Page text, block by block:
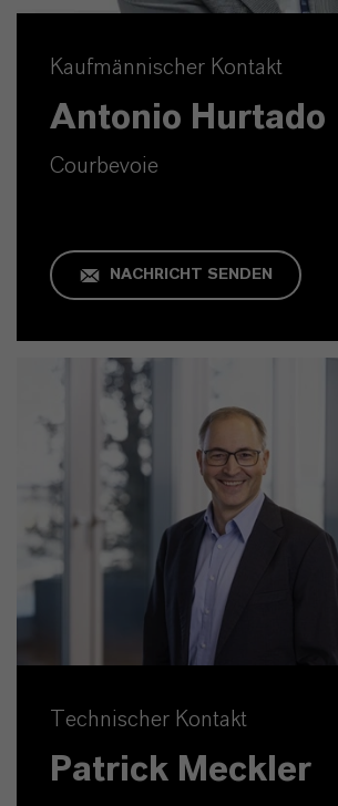
Kaufmännischer Kontakt
Antonio Hurtado
Courbevoie
NACHRICHT SENDEN
Technischer Kontakt
Patrick Meckler